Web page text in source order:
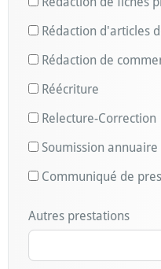
Rédaction d'articles
Rédaction de
Réécriture
Relecture-Correction
Soumission annuaire
Communiqué de
Autres prestations